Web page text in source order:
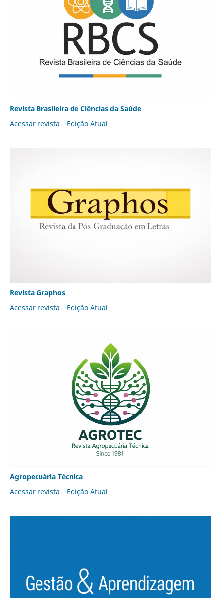
Revista Brasileira de Ciências da Saúde
Acessar revista
Edição Atual
Revista Graphos
Acessar revista
Edição Atual
Agropecuária Técnica
Acessar revista
Edição Atual